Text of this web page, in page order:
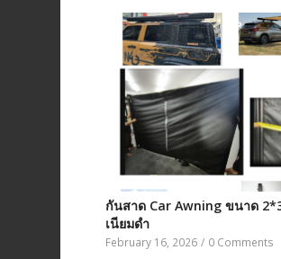
กันสาด Car Awning ขนาด
เนียมดำ
February 16, 2026 / 0 Comments